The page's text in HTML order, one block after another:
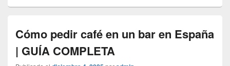
Cómo pedir café en un bar en España
| GUÍA COMPLETA